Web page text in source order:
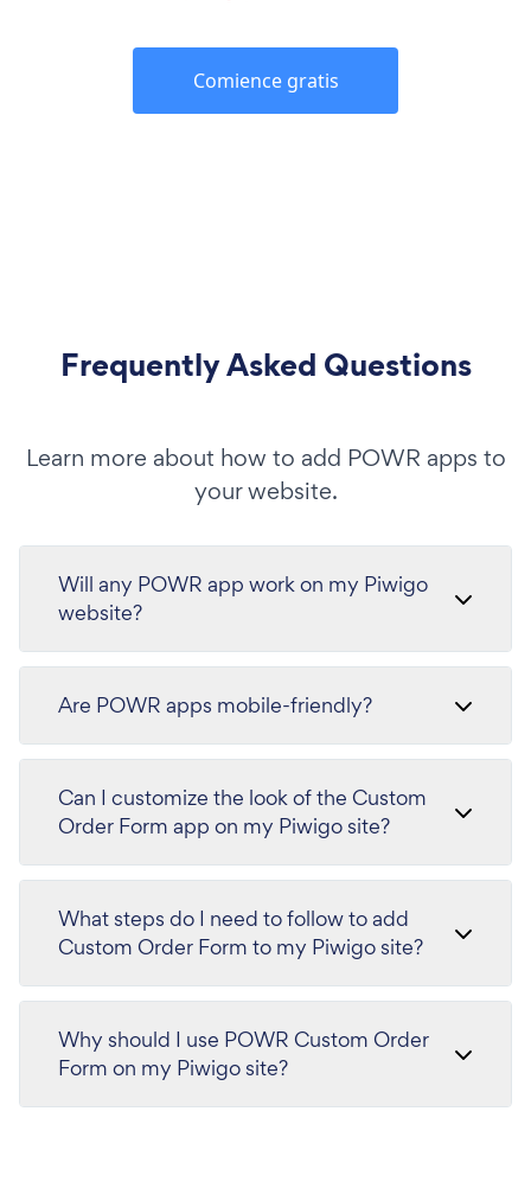
Comience gratis
Frequently Asked Questions
Learn more about how to add POWR apps to
your website.
Will any POWR app work on my Piwigo
website?
Are POWR apps mobile-friendly?
Can I customize the look of the Custom
Order Form app on my Piwigo site?
What steps do I need to follow to add
Custom Order Form to my Piwigo site?
Why should I use POWR Custom Order
Form on my Piwigo site?